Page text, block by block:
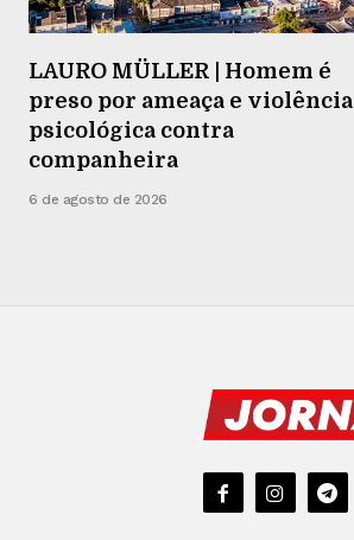
LAURO MÜLLER | Homem é
preso por ameaça e violência
psicológica contra
companheira
6 de agosto de 2026